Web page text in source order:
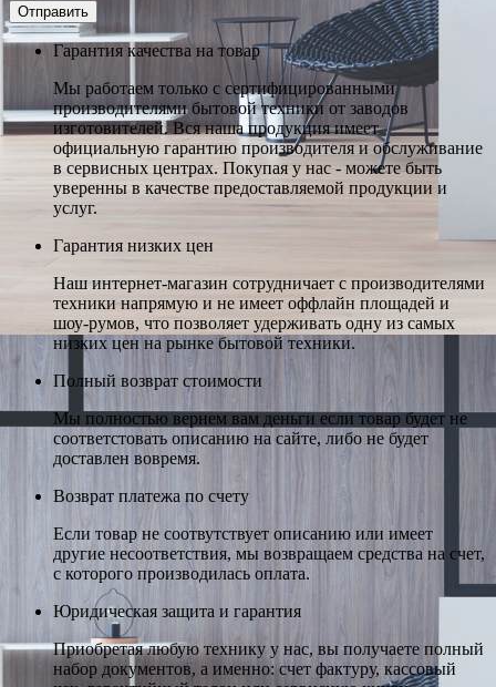
Гарантия качества на товар
Мы работаем только с сертифицированными
производителями бытовой техники от заводов
изготовителей. Вся наша продукция имеет
официальную гарантию производителя и обслуживание
в сервисных центрах. Покупая у нас - можете быть
уверенны в качестве предоставляемой продукции и
услуг.
Гарантия низких цен
Наш интернет-магазин сотрудничает с производителями
техники напрямую и не имеет оффлайн площадей и
шоу-румов, что позволяет удерживать одну из самых
низких цен на рынке бытовой техники.
Полный возврат стоимости
Мы полностью вернем вам деньги если товар будет не
соответстовать описанию на сайте, либо не будет
доставлен вовремя.
Возврат платежа по счету
Если товар не соотвутствует описанию или имеет
другие несоответствия, мы возвращаем средства на счет,
с которого производилась оплата.
Юридическая защита и гарантия
Приобретая любую технику у нас, вы получаете полный
набор документов, а именно: счет фактуру, кассовый